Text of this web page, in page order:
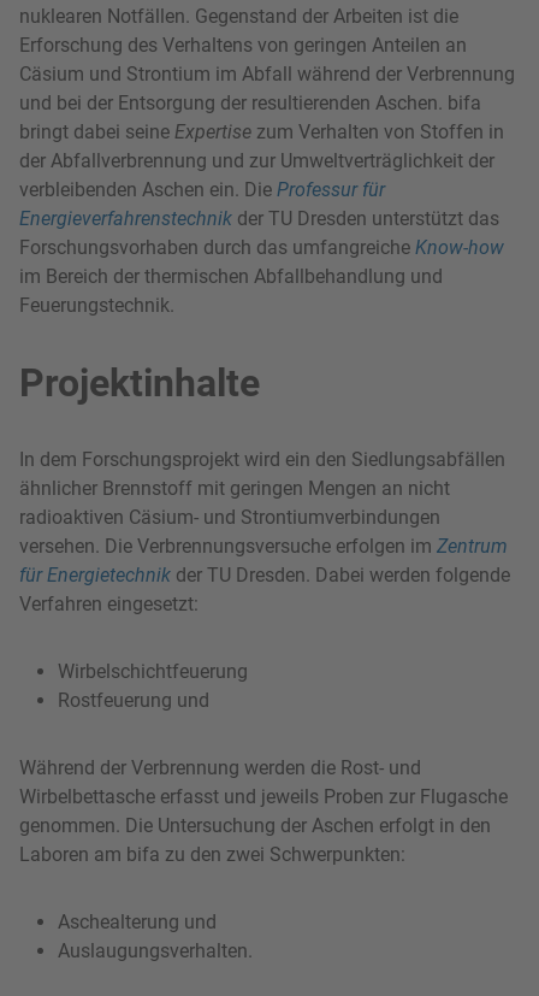
nuklearen Notfällen. Gegenstand der Arbeiten ist die
Erforschung des Verhaltens von geringen Anteilen an
Cäsium und Strontium im Abfall während der Verbrennung
und bei der Entsorgung der resultierenden Aschen. bifa
bringt dabei seine Expertise zum Verhalten von Stoffen in
der Abfallverbrennung und zur Umweltverträglichkeit der
verbleibenden Aschen ein. Die Professur für
Energieverfahrenstechnik der TU Dresden unterstützt das
Forschungsvorhaben durch das umfangreiche Know-how
im Bereich der thermischen Abfallbehandlung und
Feuerungstechnik.
Projektinhalte
In dem Forschungsprojekt wird ein den Siedlungsabfällen
ähnlicher Brennstoff mit geringen Mengen an nicht
radioaktiven Cäsium- und Strontiumverbindungen
versehen. Die Verbrennungsversuche erfolgen im Zentrum
für Energietechnik der TU Dresden. Dabei werden folgende
Verfahren eingesetzt:
Wirbelschichtfeuerung
Rostfeuerung und
Während der Verbrennung werden die Rost- und
Wirbelbettasche erfasst und jeweils Proben zur Flugasche
genommen. Die Untersuchung der Aschen erfolgt in den
Laboren am bifa zu den zwei Schwerpunkten:
Aschealterung und
Auslaugungsverhalten.